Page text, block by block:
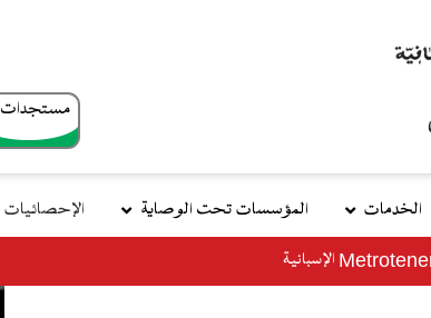
menu
مستجدات
الخدمات المؤسسات تحت الوصاية الإحصائيات